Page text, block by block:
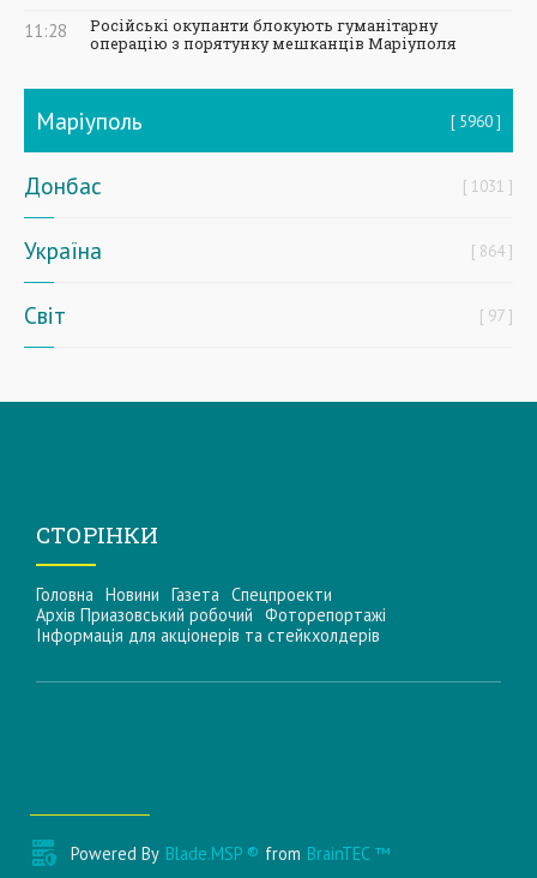
11:28
Російські окупанти блокують гуманітарну
операцію з порятунку мешканців Маріуполя
Маріуполь 5960
Донбас 1031
Україна 864
Світ 97
СТОРІНКИ
Головна Новини Газета Спецпроекти
Архів Приазовський робочий Фоторепортажі
Інформацiя для акцiонерiв та стейкхолдерiв
Powered By Blade.MSP ® from BrainTEC ™